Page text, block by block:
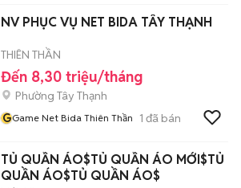
NV PHỤC VỤ NET BIDA TÂY THẠNH
THIÊN THẦN
Đến 8,30 triệu/tháng
Phường Tây Thạnh
GGame Net Bida Thiên Thần 1 đã bán
TỦ QUẦN ÁO$TỦ QUẦN ÁO MỚI$TỦ
QUẦN ÁO$TỦ QUẦN ÁO$